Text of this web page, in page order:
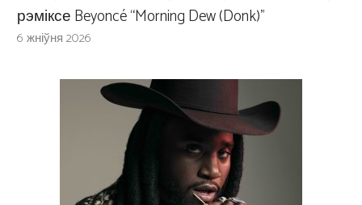
рэміксе Beyoncé “Morning Dew (Donk)”
6 жніўня 2026